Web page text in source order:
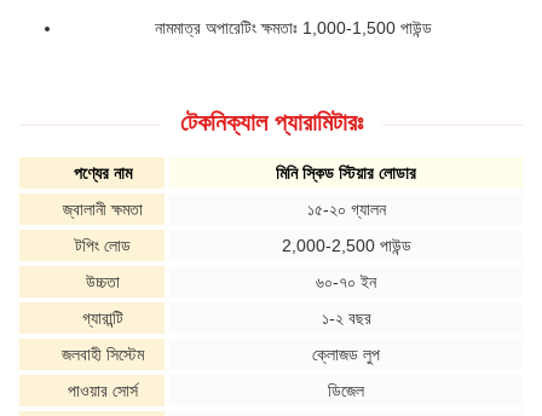
নামমাত্র অপারেটিং ক্ষমতাঃ 1,000-1,500 পাউন্ড
টেকনিক্যাল প্যারামিটারঃ
পণ্যের নাম
মিনি স্কিড স্টিয়ার লোডার
জ্বালানী ক্ষমতা
১৫-২০ গ্যালন
টপিং লোড
2,000-2,500 পাউন্ড
উচ্চতা
৬০-৭০ ইন
গ্যারান্টি
১-২ বছর
জলবাহী সিস্টেম
ক্লোজড লুপ
পাওয়ার সোর্স
ডিজেল